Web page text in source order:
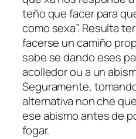
teño que facer para
como sexa”. Resulta
facerse un camiño
sabe se dando eses
acolledor ou a un
Seguramente,
alternativa non che
ese abismo antes de
fogar.